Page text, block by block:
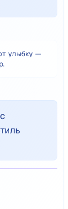
улыбку —